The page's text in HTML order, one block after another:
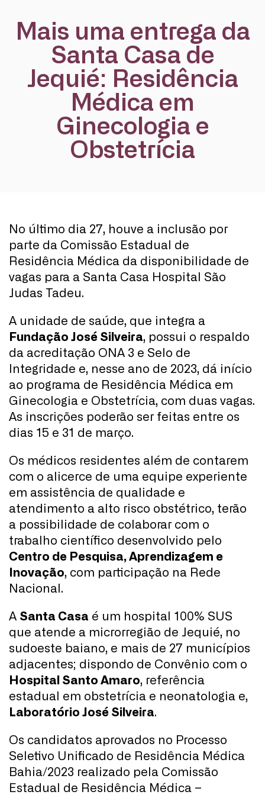
Mais uma entrega da
Santa Casa de
Jequié: Residência
Médica em
Ginecologia e
Obstetrícia
No último dia 27, houve a inclusão por
parte da Comissão Estadual de
Residência Médica da disponibilidade de
vagas para a Santa Casa Hospital São
Judas Tadeu.
A unidade de saúde, que integra a
Fundação José Silveira, possui o respaldo
da acreditação ONA 3 e Selo de
Integridade e, nesse ano de 2023, dá início
ao programa de Residência Médica em
Ginecologia e Obstetrícia, com duas vagas.
As inscrições poderão ser feitas entre os
dias 15 e 31 de março.
Os médicos residentes além de contarem
com o alicerce de uma equipe experiente
em assistência de qualidade e
atendimento a alto risco obstétrico, terão
a possibilidade de colaborar com o
trabalho científico desenvolvido pelo
Centro de Pesquisa, Aprendizagem e
Inovação, com participação na Rede
Nacional.
A Santa Casa é um hospital 100% SUS
que atende a microrregião de Jequié, no
sudoeste baiano, e mais de 27 municípios
adjacentes; dispondo de Convênio com o
Hospital Santo Amaro, referência
estadual em obstetrícia e neonatologia e,
Laboratório José Silveira.
Os candidatos aprovados no Processo
Seletivo Unificado de Residência Médica
Bahia/2023 realizado pela Comissão
Estadual de Residência Médica –